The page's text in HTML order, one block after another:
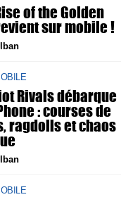
of the Golden
sur mobile !
Rivals débarque
: courses de
ragdolls et chaos